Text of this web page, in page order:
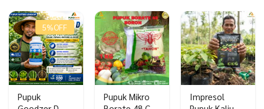
5%OFF
Pupuk
Pupuk Mikro
Impresol